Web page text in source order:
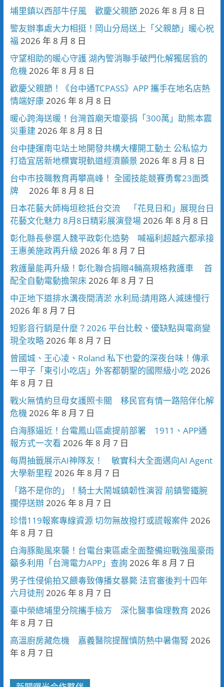
埔里鎮以西部牛仔風 歡慶父親節2026 年 8 月 8 日
警友辦事處大力相挺！岡山分局送上「父親節」暖心祝
福 2026 年 8 月 8 日
守望相助的暖心守護 湖內警消聯手破門化解獨居翁的
危機2026 年 8 月 8 日
歡慶父親節！《台中通TCPASS》APP 攜手在地名店熱
情端好康2026 年 8 月 8 日
暖心跨海送暖！台灣首廟天壇豪捐「300萬」助熊本震
災重建 2026 年 8 月 8 日
台中捷運南屯站土地開發共構大樓開工動土 公私協力
打造宜居新地標實現軌道經濟願景 2026 年 8 月 8 日
台中市技職教育再攀高峰！ 全國技能競賽勇奪23面獎
牌
2026 年 8 月 8 日
日本花藝大師梅垣稔抵台交流 「花見日和」展現台日
花藝文化魅力 8月8日精彩展演登場2026 年 8 月 8 日
彰化縣長參選人魏平政彰化造勢 喊福利超越六都承接
王惠美施政再升級 2026 年 8 月 7 日
救護量能再升級！彰化聯合捐贈4輛高規格救護車 首
配全自動電動擔架床2026 年 8 月 7 日
中正地下道排水溝夜間清淤 水利局:請用路人減速慢行
2026 年 8 月 7 日
短影音行銷是什麼？2026 平台比較、優缺點與電商變
現全攻略2026 年 8 月 7 日
曾國城、王心凌、Roland 私下也愛的深夜台味！傳承
一甲子「東引小吃店」外客都朝聖的國際級小吃2026
年 8 月 7 日
戰火無情約旦母女護照卡關 移民官有情一路陪伴化解
危機2026 年 8 月 7 日
白海豚逼近！台電鳳山區處提前部署 1911、APP通
報方式一次看 2026 年 8 月 7 日
每周抽籤展示AI神隊友！ 敏實科大全面邁向AI Agent
大學新里程 2026 年 8 月 7 日
「路不是你的」！騎士大鬧城鎮韌性演習 前鎮警鐵腕
攔停送辦2026 年 8 月 7 日
珍惜119報案專線資源 切勿無故撥打或謊報案件2026
年 8 月 7 日
白海豚颱風來襲！台電台東區處全面整備迎戰強風豪雨
籲多利用「台灣電力APP」查詢 2026 年 8 月 7 日
男子性侵偷拍又餵毒致傳播女暴斃 法官審後判十四年
六月徒刑 2026 年 8 月 7 日
臺中榮總埔里分院攜手檢方 深化醫事倫理教育 2026
年 8 月 7 日
高溫廚房藏危機 嘉義醫院提醒慎防熱中暑傷腎 2026
年 8 月 7 日